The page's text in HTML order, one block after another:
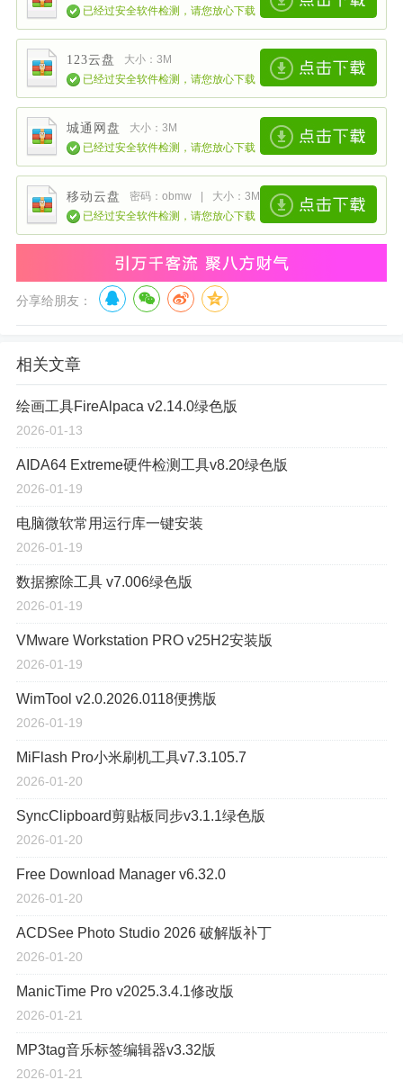
已经过安全软件检测，请您放心下载
123云盘
大小：3M
已经过安全软件检测，请您放心下载
城通网盘
大小：3M
已经过安全软件检测，请您放心下载
移动云盘 密码：obmw
大小：3M
已经过安全软件检测，请您放心下载
分享给朋友：
相关文章
绘画工具FireAlpaca v2.14.0绿色版
2026-01-13
AIDA64 Extreme硬件检测工具v8.20绿色版
2026-01-19
电脑微软常用运行库一键安装
2026-01-19
数据擦除工具 v7.006绿色版
2026-01-19
VMware Workstation PRO v25H2安装版
2026-01-19
WimTool v2.0.2026.0118便携版
2026-01-19
MiFlash Pro小米刷机工具v7.3.105.7
2026-01-20
SyncClipboard剪贴板同步v3.1.1绿色版
2026-01-20
Free Download Manager v6.32.0
2026-01-20
ACDSee Photo Studio 2026 破解版补丁
2026-01-20
ManicTime Pro v2025.3.4.1修改版
2026-01-21
MP3tag音乐标签编辑器v3.32版
2026-01-21